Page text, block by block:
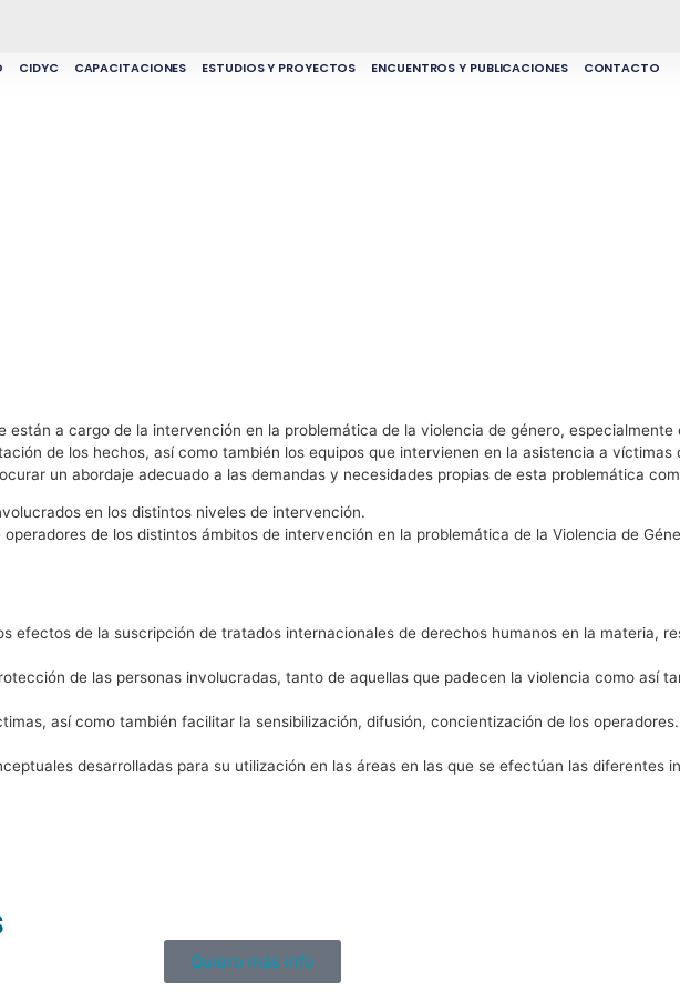
CIDYC CAPACITACIONES ESTUDIOS Y PROYECTOS ENCUENTROS Y PUBLICACIONES CONTACTO
a cargo de la intervención en la problemática de la violencia de género,
de los hechos, así como también los equipos que intervienen en la asistencia a
un abordaje adecuado a las demandas y necesidades propias de esta problemática
en los distintos niveles de intervención.
de los distintos ámbitos de intervención en la problemática de la Violencia de
efectos de la suscripción de tratados internacionales de derechos humanos en la materia,
de las personas involucradas, tanto de aquellas que padecen la violencia como así
así como también facilitar la sensibilización, difusión, concientización de los
desarrolladas para su utilización en las áreas en las que se efectúan las diferentes
Quiero más info